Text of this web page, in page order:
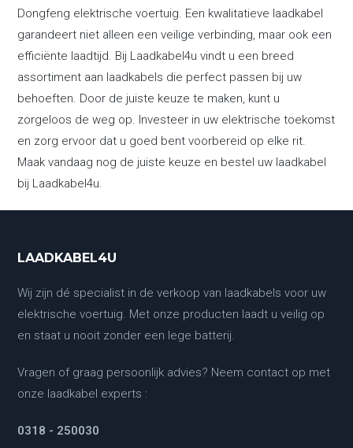
Dongfeng elektrische voertuig. Een kwalitatieve laadkabel
garandeert niet alleen een veilige verbinding, maar ook een
efficiënte laadtijd. Bij Laadkabel4u vindt u een breed
assortiment aan laadkabels die perfect passen bij uw
behoeften. Door de juiste keuze te maken, kunt u
zorgeloos de weg op. Investeer in uw elektrische toekomst
en zorg ervoor dat u goed bent voorbereid op elke rit.
Maak vandaag nog de juiste keuze en bestel uw laadkabel
bij Laadkabel4u.
LAADKABEL4U
Wij zijn dé specialist in de verkoop van laadkabels voor uw
elektrische voertuig. Met onze producten laadt u veilig op
en staat u nooit zonder een lege batterij.
Vragen of graag persoonlijk advies? Neem contact op met
onze laadkabel experts :
0318 - 250030